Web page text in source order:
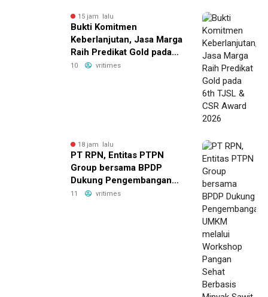
15 jam lalu
Bukti Komitmen
Keberlanjutan, Jasa Marga
Raih Predikat Gold pada
6th TJSL & CSR Award
10 vritimes
18 jam lalu
PT RPN, Entitas PTPN
Group bersama BPDP
Dukung Pengembangan
UMKM melalui Workshop
11 vritimes